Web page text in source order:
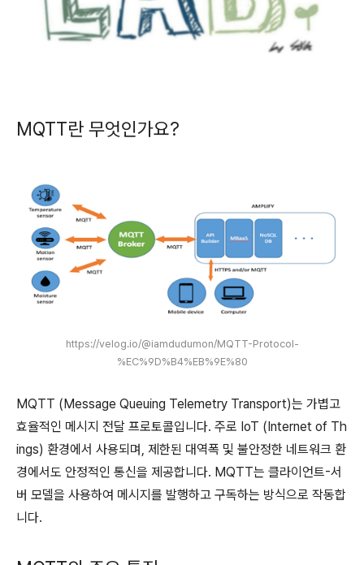
MQTT란 무엇인가요?
https://velog.io/@iamdudumon/MQTT-Protocol-
%EC%9D%B4%EB%9E%80
MQTT (Message Queuing Telemetry Transport)는 가볍고
효율적인 메시지 전달 프로토콜입니다. 주로 IoT (Internet of Th
ings) 환경에서 사용되며, 제한된 대역폭 및 불안정한 네트워크 환
경에서도 안정적인 통신을 제공합니다. MQTT는 클라이언트-서
버 모델을 사용하여 메시지를 발행하고 구독하는 방식으로 작동합
니다.